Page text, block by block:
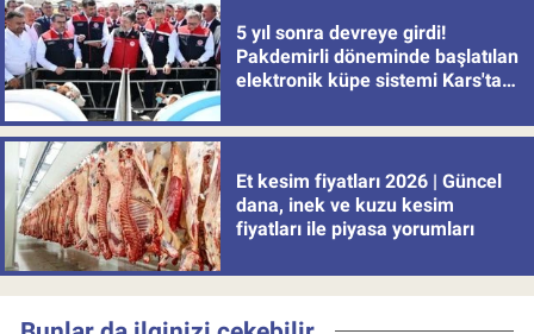
5 yıl sonra devreye girdi!
Pakdemirli döneminde başlatılan
elektronik küpe sistemi Kars'tan
Et kesim fiyatları 2026 | Güncel
dana, inek ve kuzu kesim
fiyatları ile piyasa yorumları